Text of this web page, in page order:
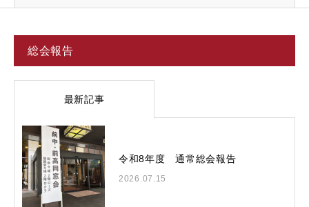
総会報告
最新記事
令和8年度 通常総会報告
2026.07.15